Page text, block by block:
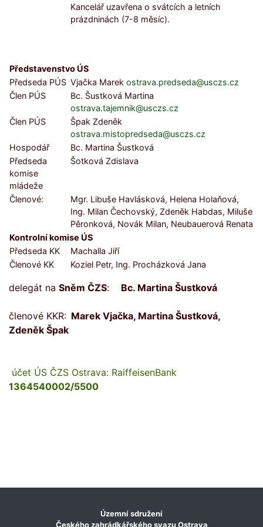
Kancelář uzavřena o svátcích a letních
prázdninách (7-8 měsíc).
Představenstvo ÚS
Předseda PÚS Vjačka Marek ostrava.predseda@usczs.cz
Člen PÚS
Bc. Šustková Martina
ostrava.tajemnik@usczs.cz
Člen PÚS
Špak Zdeněk
ostrava.mistopredseda@usczs.cz
Hospodář
Bc. Martina Šustková
Předseda
komise
mládeže
Šotková Zdislava
Členové:
Mgr. Libuše Havlásková, Helena Holaňová,
Ing. Milan Čechovský, Zdeněk Habdas, Miluše
Pěronková, Novák Milan, Neubauerová Renata
Kontrolní komise ÚS
Předseda KK
Machalla Jiří
Členové KK
Koziel Petr, Ing. Procházková Jana
delegát na Sněm ČZS: Bc. Martina Šustková
členové KKR: Marek Vjačka, Martina Šustková,
Zdeněk Špak
účet ÚS ČZS Ostrava: RaiffeisenBank
1364540002/5500
Územní sdružení
Českého zahrádkářského svazu Ostrava